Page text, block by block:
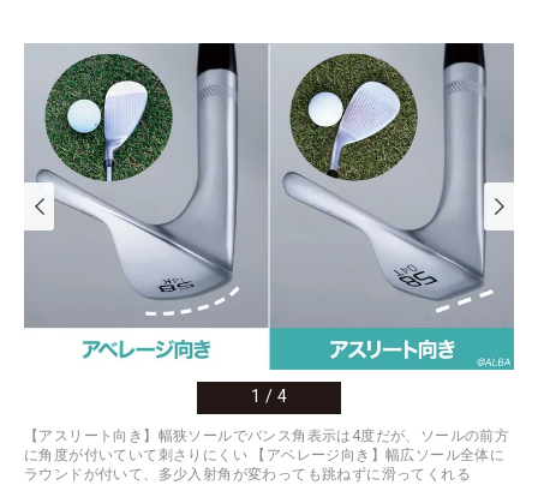
1 / 4
【アスリート向き】幅狭ソールでバンス角表示は4度だが、ソールの前方
に角度が付いていて刺さりにくい 【アベレージ向き】幅広ソール全体に
ラウンドが付いて、多少入射角が変わっても跳ねずに滑ってくれる